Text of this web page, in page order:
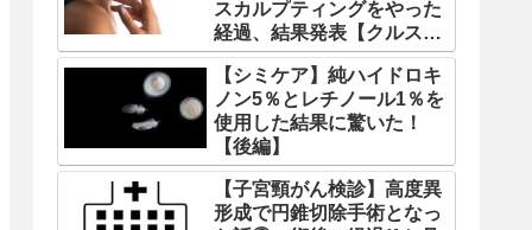
スカルプティングをやった
経過、結果発表【クルス
カ】
【シミケア】純ハイドロキ
ノン5％とレチノール1％を
使用した結果に驚いた！
【後編】
【子宮頸がん検診】高度異
形成で円錐切除手術となっ